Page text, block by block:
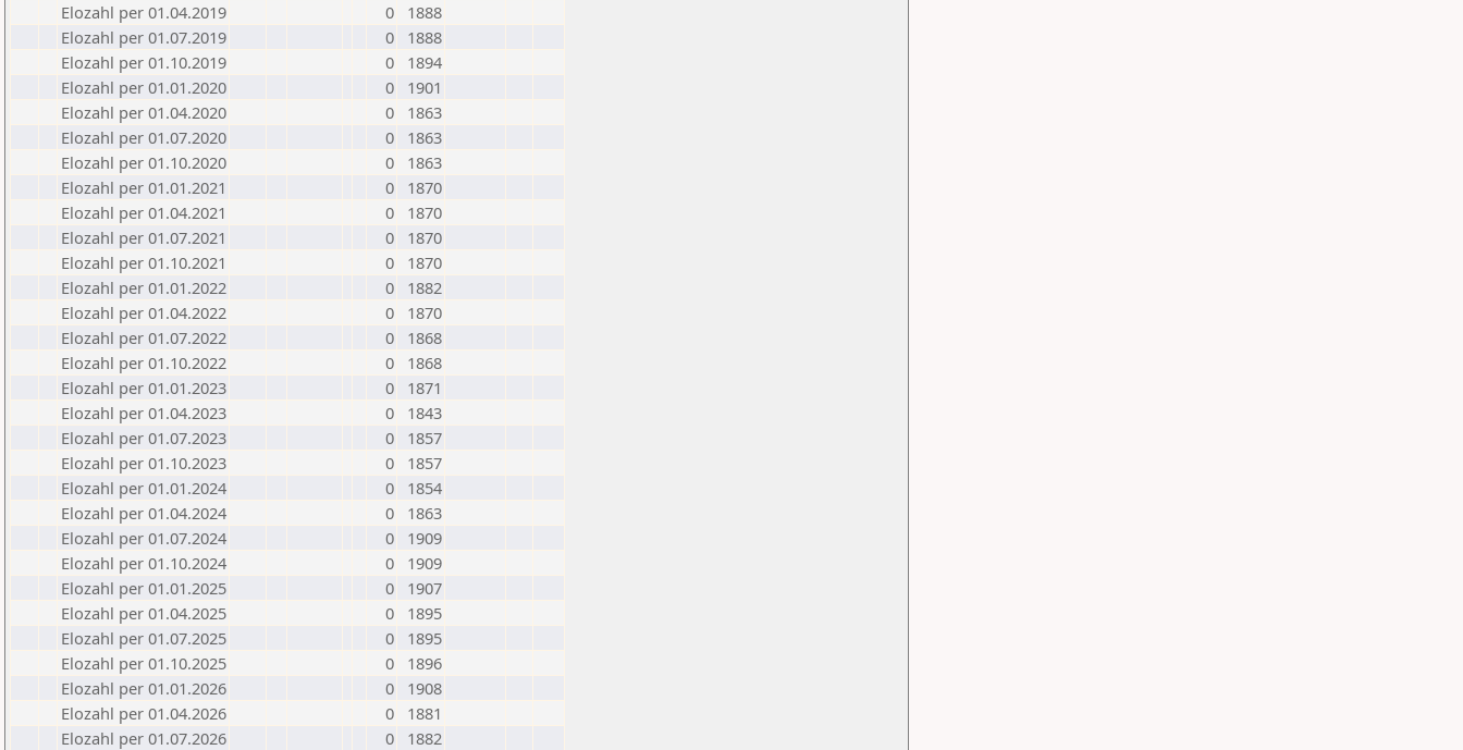
Elozahl per 01.04.2019
0
1888
Elozahl per 01.07.2019
0
1888
Elozahl per 01.10.2019
0
1894
Elozahl per 01.01.2020
0
1901
Elozahl per 01.04.2020
0
1863
Elozahl per 01.07.2020
0
1863
Elozahl per 01.10.2020
0
1863
Elozahl per 01.01.2021
0
1870
Elozahl per 01.04.2021
0
1870
Elozahl per 01.07.2021
0
1870
Elozahl per 01.10.2021
0
1870
Elozahl per 01.01.2022
0
1882
Elozahl per 01.04.2022
0
1870
Elozahl per 01.07.2022
0
1868
Elozahl per 01.10.2022
0
1868
Elozahl per 01.01.2023
0
1871
Elozahl per 01.04.2023
0
1843
Elozahl per 01.07.2023
0
1857
Elozahl per 01.10.2023
0
1857
Elozahl per 01.01.2024
0
1854
Elozahl per 01.04.2024
0
1863
Elozahl per 01.07.2024
0
1909
Elozahl per 01.10.2024
0
1909
Elozahl per 01.01.2025
0
1907
Elozahl per 01.04.2025
0
1895
Elozahl per 01.07.2025
0
1895
Elozahl per 01.10.2025
0
1896
Elozahl per 01.01.2026
0
1908
Elozahl per 01.04.2026
0
1881
Elozahl per 01.07.2026
0 1882